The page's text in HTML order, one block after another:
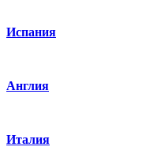
Испания
Англия
Италия